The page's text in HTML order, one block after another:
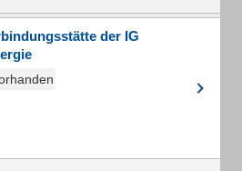
der IG